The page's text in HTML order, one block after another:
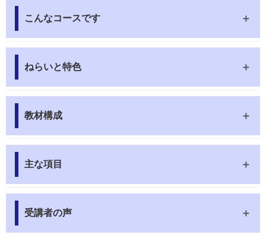
こんなコースです
ねらいと特色
教材構成
主な項目
受講者の声